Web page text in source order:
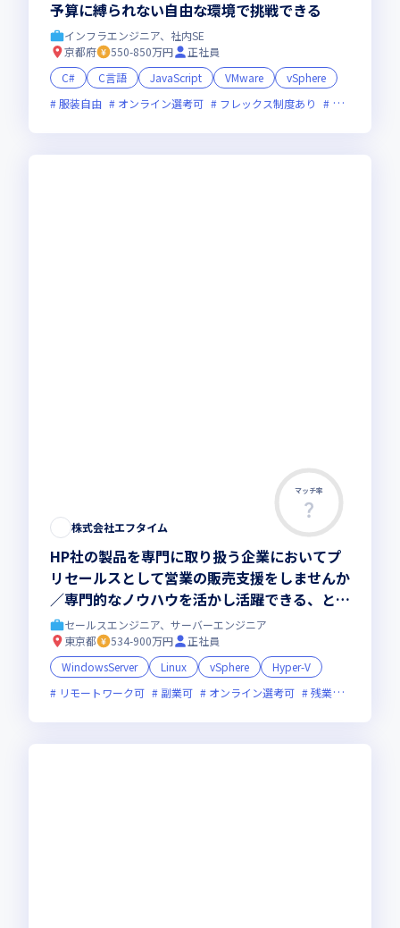
予算に縛られない自由な環境で挑戦できる
インフラエンジニア、社内SE
京都府
550-850万円
正社員
C#
C言語 JavaScript VMware
vSphere
服装自由
オンライン選考可 フレックス制度あり 新技術に積極
マッチ率
株式会社エフタイム
HP社の製品を専門に取り扱う企業においてプ
リセールスとして営業の販売支援をしませんか
／専門的なノウハウを活かし活躍できる、とて
も挑戦しがいがあるポジションです
セールスエンジニア、サーバーエンジニア
東京都
534-900万円
正社員
WindowsServer
Linux vSphere
Hyper-V
リモートワーク可
副業可 オンライン選考可 残業月20時間未満